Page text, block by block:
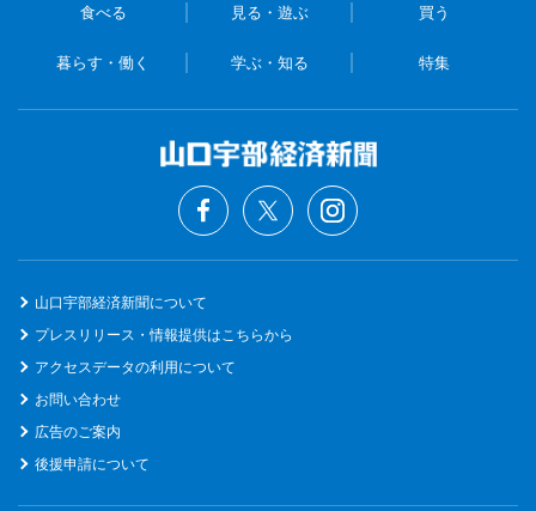
食べる 見る・遊ぶ 買う
暮らす・働く 学ぶ・知る 特集
山口宇部経済新聞について
プレスリリース・情報提供はこちらから
アクセスデータの利用について
お問い合わせ
広告のご案内
後援申請について